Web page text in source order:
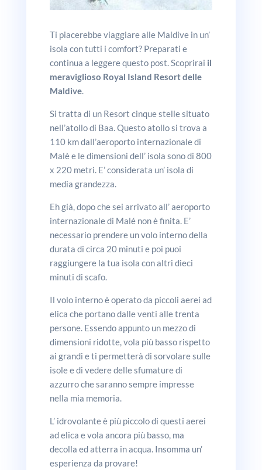
Ti piacerebbe viaggiare alle Maldive in un’
isola con tutti i comfort? Preparati e
continua a leggere questo post. Scoprirai il
meraviglioso Royal Island Resort delle
Maldive.
Si tratta di un Resort cinque stelle situato
nell’atollo di Baa. Questo atollo si trova a
110 km dall’aeroporto internazionale di
Malè e le dimensioni dell’ isola sono di 800
x 220 metri. E’ considerata un’ isola di
media grandezza.
Eh già, dopo che sei arrivato all’ aeroporto
internazionale di Malé non è finita. E’
necessario prendere un volo interno della
durata di circa 20 minuti e poi puoi
raggiungere la tua isola con altri dieci
minuti di scafo.
Il volo interno è operato da piccoli aerei ad
elica che portano dalle venti alle trenta
persone. Essendo appunto un mezzo di
dimensioni ridotte, vola più basso rispetto
ai grandi e ti permetterà di sorvolare sulle
isole e di vedere delle sfumature di
azzurro che saranno sempre impresse
nella mia memoria.
L’ idrovolante è più piccolo di questi aerei
ad elica e vola ancora più basso, ma
decolla ed atterra in acqua. Insomma un’
esperienza da provare!